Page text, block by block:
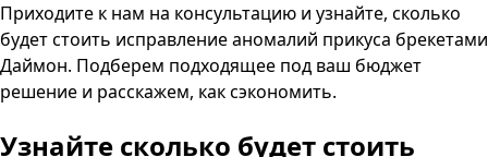
Приходите к нам на консультацию и узнайте, сколько
будет стоить исправление аномалий прикуса брекетами
Даймон. Подберем подходящее под ваш бюджет
решение и расскажем, как сэкономить.
Узнайте сколько будет стоить